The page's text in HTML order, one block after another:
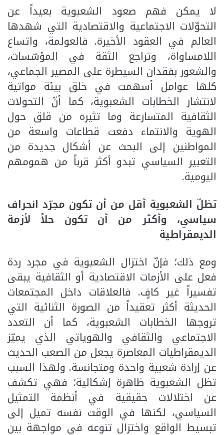
لا يمكن فهم صعود الشعبوية بعيداً عن
التحوّلات الاجتماعية والاقتصادية التي شهدها
العالم في العقود الأخيرة. فالعولمة، واتساع
اللامساواة، وتراجع الثقة في المؤسّسات،
والشعور بفقدان السيطرة على المصير الجماعي،
كلها عوامل أسهمت في خلق بيئة مواتية
لانتشار الخطابات الشعبوية، كما أنّ التحولات
الثقافية المتسارعة وما تثيره من قلق حول
الهوية والانتماء دفعت قطاعات واسعة من
المواطنين إلى البحث عن أشكال جديدة من
التعبير السياسي تبدو أكثر قرباً من همومهم
اليومية.
تظلّ الشعبوية أقل من أن تكون مجرّد انحراف
سياسي، وأكثر من أن تكون حلاً لأزمة
الديمقراطية
ومع ذلك؛ فإنّ اختزال الشعبوية في مجرد ردة
فعل على الأزمات الاقتصادية أو الثقافية يبقى
تفسيراً غير كافٍ. فالعلاقات داخل المجتمعات
الحديثة أكثر تعقيداً من الصورة الثنائية التي
تروجها الخطابات الشعبوية، كما أن التعدد
الاجتماعي والثقافي والهوياتي الذي يميّز
الديمقراطيات المعاصرة يجعل من الصعب الحديث
عن إرادة شعبية واحدة ومتجانسة. ولهذا السبب
تظل الشعبوية ظاهرة إشكالية؛ فهي تكشف
عن اختلالات حقيقية في أنظمة التمثيل
السياسي، لكنها في الوقت نفسه تميل إلى
تبسيط الواقع واختزال تنوعه في مواجهة بين